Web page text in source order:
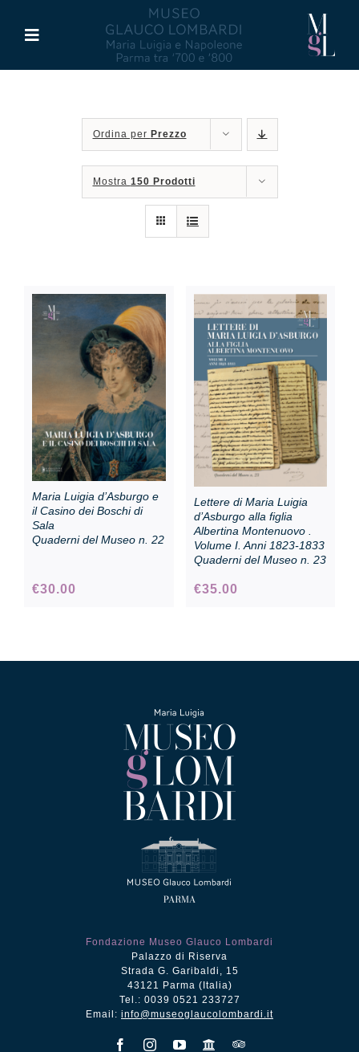
contenuto
Toggle
Maria Luigia d’Asburgo
Attività
Pubblicazioni
Collezione
Contatti e biglietti
Accessibilità
Ordina per Prezzo
Mostra 150 Prodotti
Maria Luigia d’Asburgo e
il Casino dei Boschi di
Sala
Quaderni del Museo n. 22
€30.00
Lettere di Maria Luigia
d’Asburgo alla figlia
Albertina Montenuovo .
Volume I. Anni 1823-1833
Quaderni del Museo n. 23
€35.00
Fondazione Museo Glauco Lombardi
Palazzo di Riserva
Strada G. Garibaldi, 15
43121 Parma (Italia)
Tel.: 0039 0521 233727
Email: info@museoglaucolombardi.it